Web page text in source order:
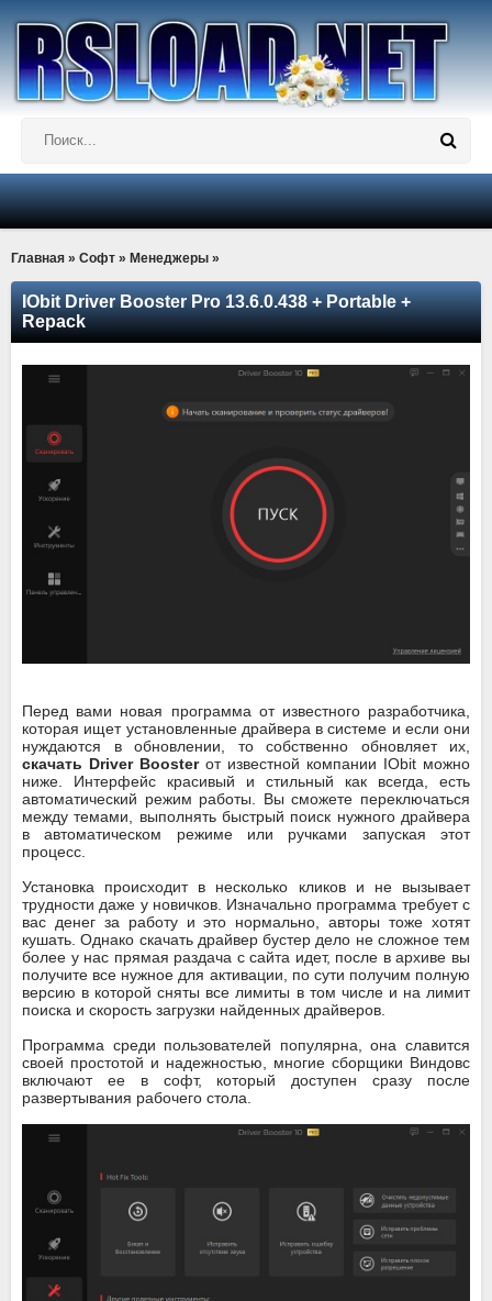
Главная » Софт » Менеджеры »
IObit Driver Booster Pro 13.6.0.438 + Portable +
Repack
Перед вами новая программа от известного разработчика,
которая ищет установленные драйвера в системе и если они
нуждаются в обновлении, то собственно обновляет их,
скачать Driver Boosterот известной компании IObit можно
ниже. Интерфейс красивый и стильный как всегда, есть
автоматический режим работы. Вы сможете переключаться
между темами, выполнять быстрый поиск нужного драйвера
в автоматическом режиме или ручками запуская этот
процесс.
Установка происходит в несколько кликов и не вызывает
трудности даже у новичков. Изначально программа требует с
вас денег за работу и это нормально, авторы тоже хотят
кушать. Однако скачать драйвер бустер дело не сложное тем
более у нас прямая раздача с сайта идет, после в архиве вы
получите все нужное для активации, по сути получим полную
версию в которой сняты все лимиты в том числе и на лимит
поиска и скорость загрузки найденных драйверов.
Программа среди пользователей популярна, она славится
своей простотой и надежностью, многие сборщики Виндовс
включают ее в софт, который доступен сразу после
развертывания рабочего стола.